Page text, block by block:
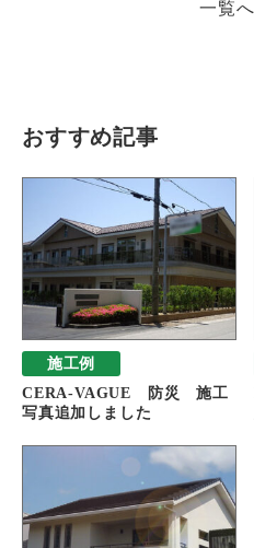
一覧
おすすめ記事
施工例
CERA-VAGUE 防災 施工
写真追加しました